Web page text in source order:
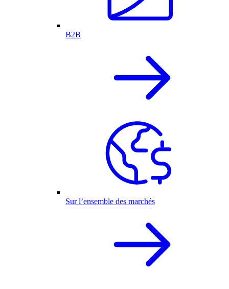
B2B
Sur l’ensemble des marchés